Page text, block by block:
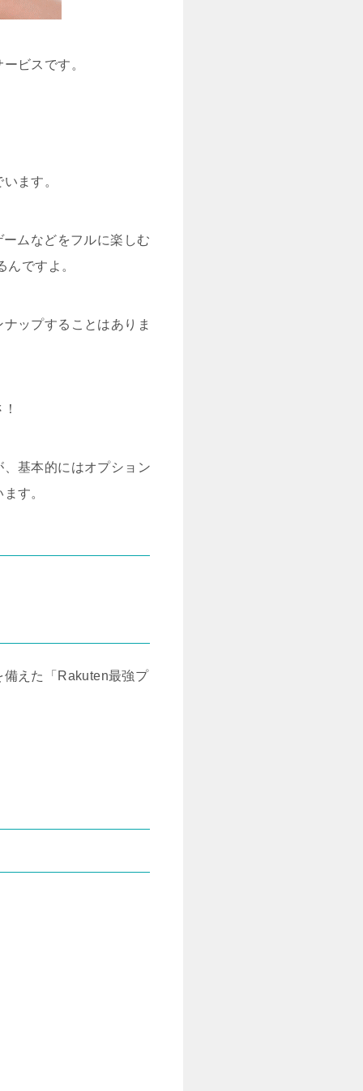
ビスです。
ます。
ムなどをフルに楽しむ
ですよ。
ップすることはありま
基本的にはオプション
す。
備えた「Rakuten最強プ